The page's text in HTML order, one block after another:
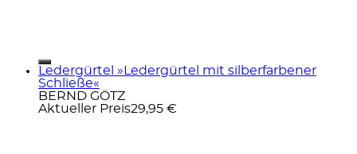
Ledergürtel »Ledergürtel mit silberfarbener
Schließe«
BERND GÖTZ
Aktueller Preis29,95 €